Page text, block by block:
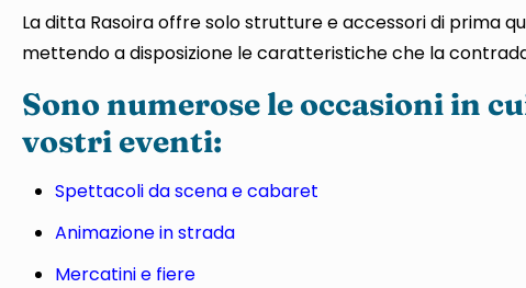
La ditta Rasoira offre solo strutture e accessori di prima
mettendo a disposizione le caratteristiche che la
Sono numerose le occasioni in
vostri eventi:
Spettacoli da scena e cabaret
Animazione in strada
Mercatini e fiere